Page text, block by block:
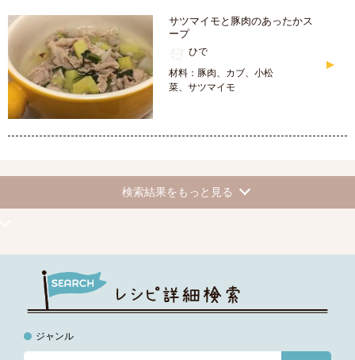
サツマイモと豚肉のあったかス
ープ
ひで
材料：豚肉、カブ、小松
菜、サツマイモ
検索結果をもっと見る
ジャンル